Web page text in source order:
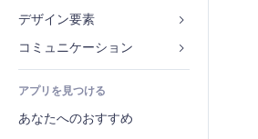
リスティング広告
メール
販売ボタン
会計
クーポン・特典
イベント
レストラン
不動産
ブッキング
ギャラリー
音楽
ポッドキャスト
写真
動画
デザイン要素
マップ・ナビ
プライバシー・セキュリティ
時計
ページテンプレート
フォーム
ブログ
投票
アプリを見つける
あなたへのおすすめ